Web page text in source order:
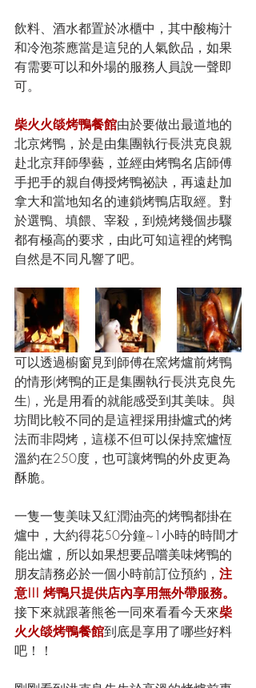
飲料、酒水都置於冰櫃中，其中酸梅汁
和冷泡茶應當是這兒的人氣飲品，如果
有需要可以和外場的服務人員說一聲即
可。
柴火火燄烤鴨餐館由於要做出最道地的
北京烤鴨，於是由集團執行長洪克良親
赴北京拜師學藝，並經由烤鴨名店師傅
手把手的親自傳授烤鴨祕訣，再遠赴加
拿大和當地知名的連鎖烤鴨店取經。對
於選鴨、填餵、宰殺，到燒烤幾個步驟
都有極高的要求，由此可知這裡的烤鴨
自然是不同凡響了吧。
可以透過櫥窗見到師傅在窯烤爐前烤鴨
的情形(烤鴨的正是集團執行長洪克良先
生)，光是用看的就能感受到其美味。與
坊間比較不同的是這裡採用掛爐式的烤
法而非悶烤，這樣不但可以保持窯爐恆
溫約在250度，也可讓烤鴨的外皮更為
酥脆。
一隻一隻美味又紅潤油亮的烤鴨都掛在
爐中，大約得花50分鐘~1小時的時間才
能出爐，所以如果想要品嚐美味烤鴨的
朋友請務必於一個小時前訂位預約， 注
意!!! 烤鴨只提供店內享用無外帶服務。
接下來就跟著熊爸一同來看看今天來柴
火火燄烤鴨餐館到底是享用了哪些好料
吧！！